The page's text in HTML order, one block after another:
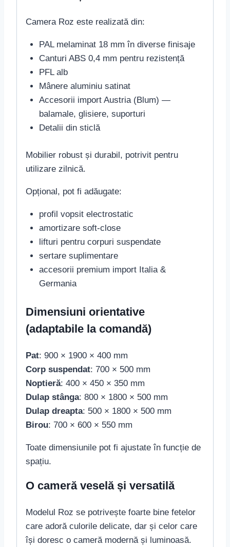
Camera Roz este realizată din:
PAL melaminat 18 mm în diverse finisaje
Canturi ABS 0,4 mm pentru rezistență
PFL alb
Mânere aluminiu satinat
Accesorii import Austria (Blum) —
balamale, glisiere, suporturi
Detalii din sticlă
Mobilier robust și durabil, potrivit pentru
utilizare zilnică.
Opțional, pot fi adăugate:
profil vopsit electrostatic
amortizare soft-close
lifturi pentru corpuri suspendate
sertare suplimentare
accesorii premium import Italia &
Germania
Dimensiuni orientative
(adaptabile la comandă)
Pat: 900 × 1900 × 400 mm
Corp suspendat: 700 × 500 mm
Noptieră: 400 × 450 × 350 mm
Dulap stânga: 800 × 1800 × 500 mm
Dulap dreapta: 500 × 1800 × 500 mm
Birou: 700 × 600 × 550 mm
Toate dimensiunile pot fi ajustate în funcție de
spațiu.
O cameră veselă și versatilă
Modelul Roz se potrivește foarte bine fetelor
care adoră culorile delicate, dar și celor care
își doresc o cameră modernă și luminoasă.